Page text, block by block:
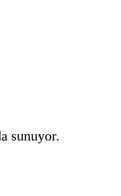
sunuyor.